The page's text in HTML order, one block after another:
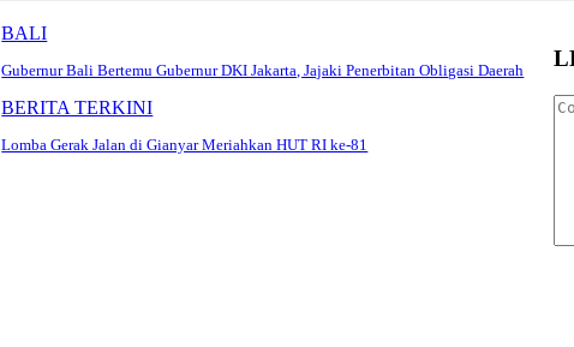
BALI
Gubernur Bali Bertemu Gubernur DKI Jakarta, Jajaki Penerbitan Obligasi Daerah
BERITA TERKINI
Lomba Gerak Jalan di Gianyar Meriahkan HUT RI ke-81